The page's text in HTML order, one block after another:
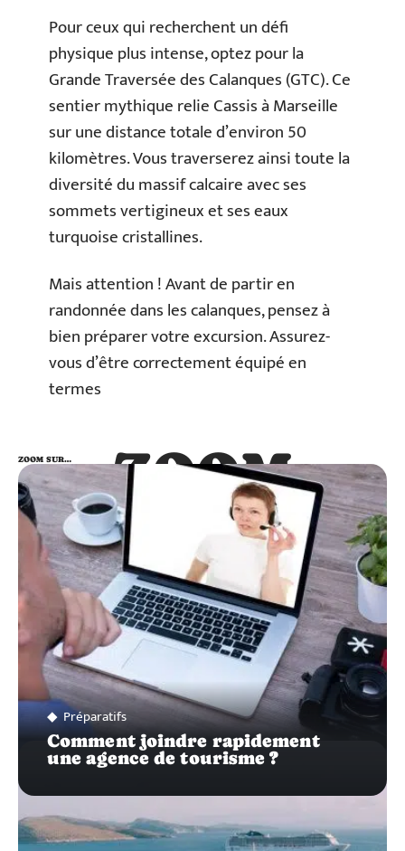
Pour ceux qui recherchent un défi
physique plus intense, optez pour la
Grande Traversée des Calanques (GTC). Ce
sentier mythique relie Cassis à Marseille
sur une distance totale d’environ 50
kilomètres. Vous traverserez ainsi toute la
diversité du massif calcaire avec ses
sommets vertigineux et ses eaux
turquoise cristallines.
Mais attention ! Avant de partir en
randonnée dans les calanques, pensez à
bien préparer votre excursion. Assurez-
vous d’être correctement équipé en
termes
ZOOM
SUR…
ZOOM SUR…
Préparatifs
Comment joindre rapidement
une agence de tourisme ?